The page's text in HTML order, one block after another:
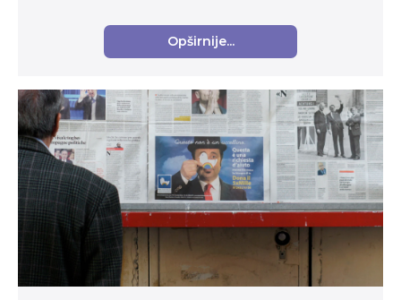
Opširnije...